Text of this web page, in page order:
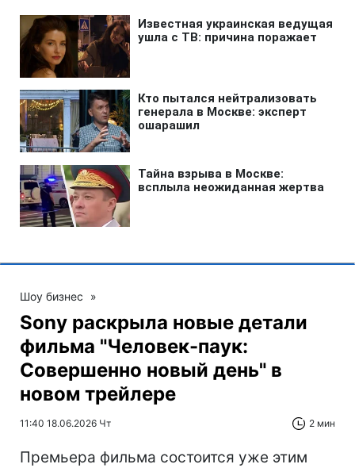
Шоу бизнес »
Sony раскрыла новые детали
фильма "Человек-паук:
Совершенно новый день" в
новом трейлере
11:40 18.06.2026 Чт 2 мин
Премьера фильма состоится уже этим